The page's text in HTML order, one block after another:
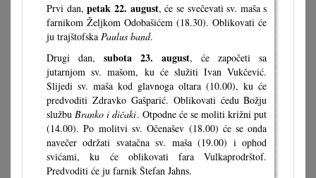
Prvi dan,petak 22. august, će se svečevati sv. maša s
farnikom Željkom Odobašićem (18.30). Oblikovati će
ju trajštofska Paulus band.
Drugi dan,subota 23. august, će započeti sa
jutarnjom sv. mašom, ku će služiti Ivan Vukčević.
Slijedi sv. maša kod glavnoga oltara (10.00), ku će
predvoditi Zdravko Gašparić. Oblikovati ćedu Božju
službuBranko i dičaki. Otpodne će se moliti križni put
(14.00). Po molitvi sv. Očenašev (18.00) će se onda
navečer održati svatačna sv. maša (19.00) i ophod
svićami, ku će oblikovati fara Vulkaprodrštof.
Predvoditi će ju farnik Štefan Jahns.